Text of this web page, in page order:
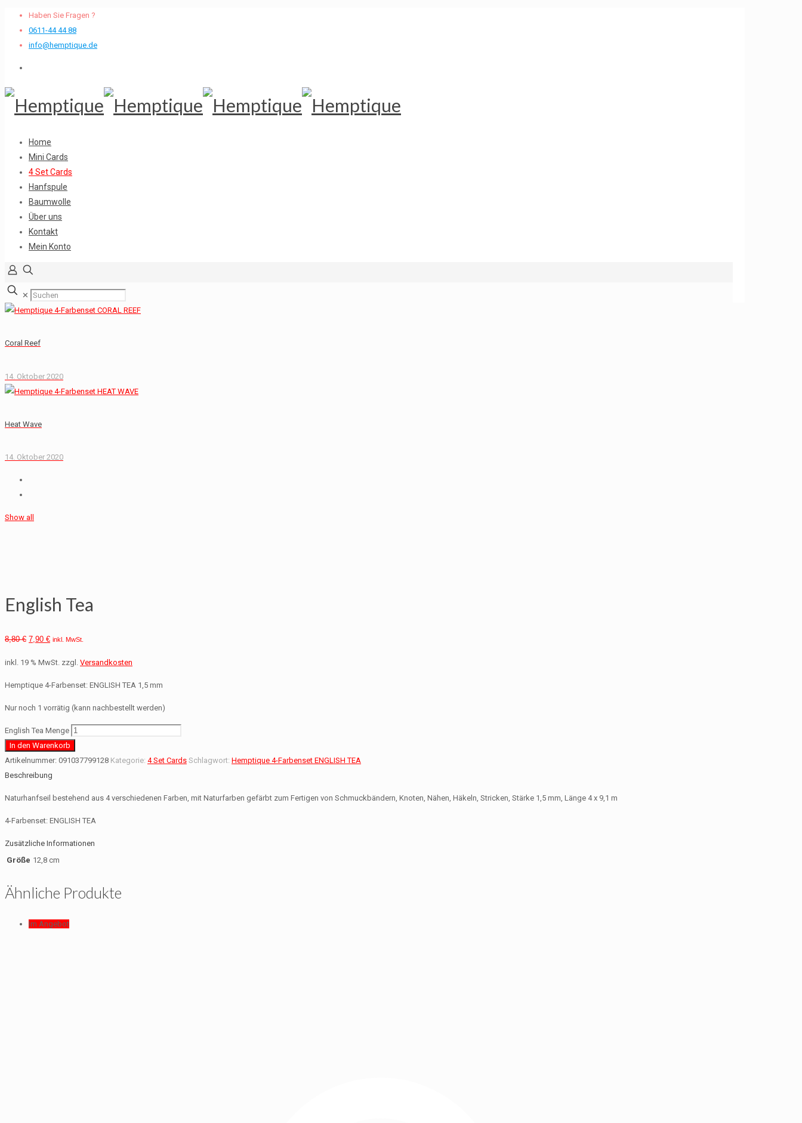
Haben Sie Fragen ?
0611-44 44 88
info@hemptique.de
Home
Mini Cards
4 Set Cards
Hanfspule
Baumwolle
Über uns
Kontakt
Mein Konto
✕
Coral Reef
14. Oktober 2020
Heat Wave
14. Oktober 2020
Show all
English Tea
8,80€ 7,90 € inkl. MwSt.
inkl. 19 % MwSt. zzgl. Versandkosten
Hemptique 4-Farbenset: ENGLISH TEA 1,5 mm
Nur noch 1 vorrätig (kann nachbestellt werden)
English Tea Menge
In den Warenkorb
Artikelnummer: 091037799128 Kategorie: 4 Set Cards Schlagwort: Hemptique 4-Farbenset ENGLISH TEA
Beschreibung
Naturhanfseil bestehend aus 4 verschiedenen Farben, mit Naturfarben gefärbt zum Fertigen von Schmuckbändern, Knoten, Nähen, Häkeln, Stricken, Stärke 1,5 mm, Länge 4 x 9,1 m
4-Farbenset: ENGLISH TEA
Zusätzliche Informationen
Größe 12,8 cm
Ähnliche Produkte
Im Angebot